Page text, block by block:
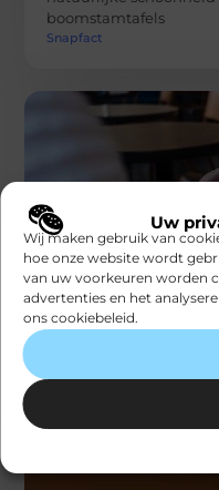
Uw
Wij maken gebruik van
hoe onze website wordt
van uw voorkeuren worden
advertenties en het
ons cookiebeleid.
boomstamtafels
Snapfact
Is Apeldoorn een leuke
Als inwoner van
vraag: Is Apeldoorn
overwogen